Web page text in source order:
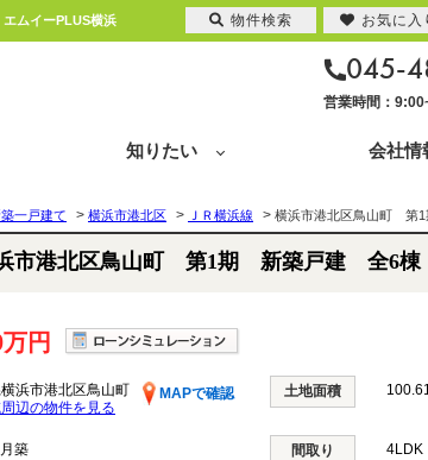
ムイーPLUS横浜
045-
営業時間：
知りたい 会社情
築一戸建て > 横浜市港北区 > ＪＲ横浜線 > 横浜市港北区鳥山町
市港北区鳥山町 第1期 新築戸建 全6棟
円
浜市港北区鳥山町
MAPで確認
辺の物件を見る
土地面積
築 間取り
物件検索 お気に入